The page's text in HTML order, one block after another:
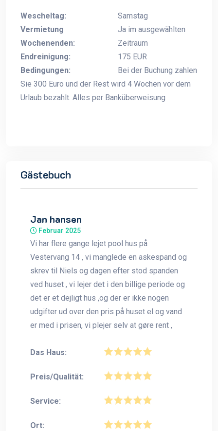
Wescheltag:
Samstag
Vermietung
Wochenenden:
Ja im ausgewählten
Zeitraum
Endreinigung:
175 EUR
Bedingungen:
Bei der Buchung zahlen
Sie 300 Euro und der Rest wird 4 Wochen vor dem
Urlaub bezahlt. Alles per Banküberweisung
Gästebuch
Jan hansen
Februar 2025
Vi har flere gange lejet pool hus på
Vestervang 14 , vi manglede en askespand og
skrev til Niels og dagen efter stod spanden
ved huset , vi lejer det i den billige periode og
det er et dejligt hus ,og der er ikke nogen
udgifter ud over den pris på huset el og vand
er med i prisen, vi plejer selv at gøre rent ,
Das Haus:
Preis/Qualität:
Service:
Ort: